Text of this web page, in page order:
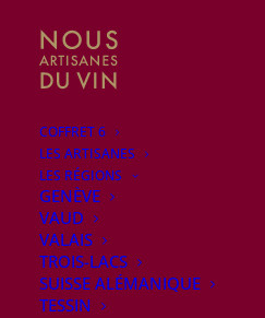
COFFRET 6
LES ARTISANES
LES RÉGIONS
GENÈVE
VAUD
VALAIS
TROIS-LACS
SUISSE ALÉMANIQUE
TESSIN
Soutenir les